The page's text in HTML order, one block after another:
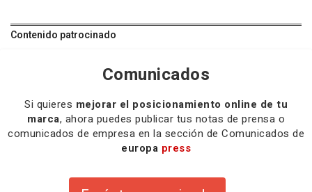
Contenido patrocinado
Comunicados
Si quieres mejorar el posicionamiento online de tu
marca, ahora puedes publicar tus notas de prensa o
comunicados de empresa en la sección de Comunicados de
europa press